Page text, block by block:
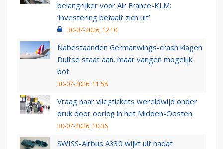
belangrijker voor Air France-KLM:
‘investering betaalt zich uit’
30-07-2026, 12:10
Nabestaanden Germanwings-crash klagen
Duitse staat aan, maar vangen mogelijk
bot
30-07-2026, 11:58
Vraag naar vliegtickets wereldwijd onder
druk door oorlog in het Midden-Oosten
30-07-2026, 10:36
SWISS-Airbus A330 wijkt uit nadat